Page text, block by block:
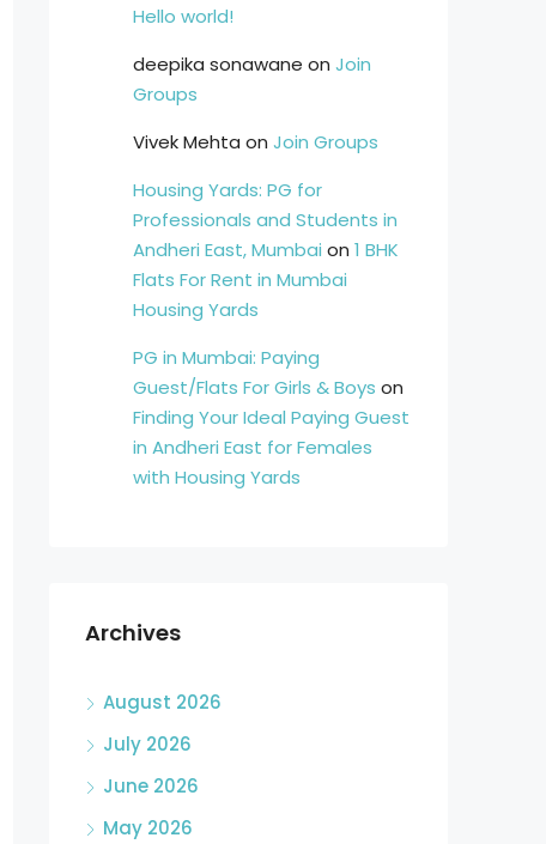
Hello world!
deepika sonawane on Join
Groups
Vivek Mehta on Join Groups
Housing Yards: PG for
Professionals and Students in
Andheri East, Mumbai on 1 BHK
Flats For Rent in Mumbai
Housing Yards
PG in Mumbai: Paying
Guest/Flats For Girls & Boys on
Finding Your Ideal Paying Guest
in Andheri East for Females
with Housing Yards
Archives
August 2026
July 2026
June 2026
May 2026